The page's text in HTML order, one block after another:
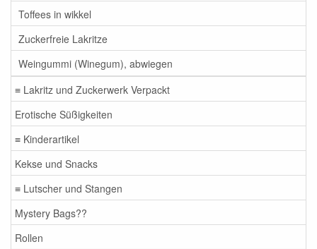
Toffees in wikkel
Zuckerfreie Lakritze
Weingummi (Winegum), abwiegen
≡ Lakritz und Zuckerwerk Verpackt
Erotische Süßigkeiten
≡ Kinderartikel
Kekse und Snacks
≡ Lutscher und Stangen
Mystery Bags??
Rollen